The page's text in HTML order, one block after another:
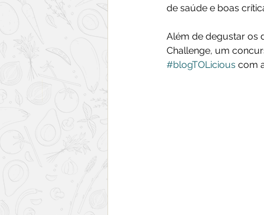
de saúde e boas
Além de degustar os
Challenge, um
#blogTOLicious com